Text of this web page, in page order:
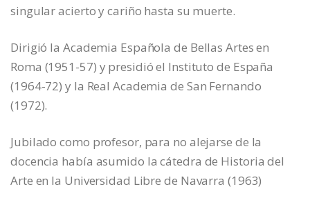
singular acierto y cariño hasta su muerte.
Dirigió la Academia Española de Bellas Artes en
Roma (1951-57) y presidió el Instituto de España
(1964-72) y la Real Academia de San Fernando
(1972).
Jubilado como profesor, para no alejarse de la
docencia había asumido la cátedra de Historia del
Arte en la Universidad Libre de Navarra (1963)